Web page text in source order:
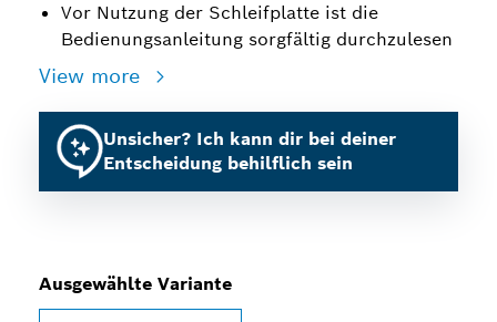
Vor Nutzung der Schleifplatte ist die
Bedienungsanleitung sorgfältig durchzulesen
View more
Unsicher? Ich kann dir bei deiner
Entscheidung behilflich sein
Ausgewählte Variante